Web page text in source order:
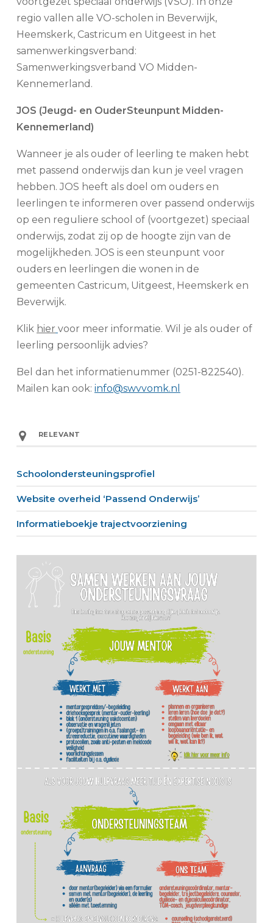
regio vallen alle VO-scholen in Beverwijk,
Heemskerk, Castricum en Uitgeest in het
samenwerkingsverband:
Samenwerkingsverband VO Midden-
Kennemerland.
JOS (Jeugd- en OuderSteunpunt Midden-
Kennemerland)
Wanneer je als ouder of leerling te maken hebt
met passend onderwijs dan kun je veel vragen
hebben. JOS heeft als doel om ouders en
leerlingen te informeren over passend onderwijs
op een reguliere school of (voortgezet) speciaal
onderwijs, zodat zij op de hoogte zijn van de
mogelijkheden. JOS is een steunpunt voor
ouders en leerlingen die wonen in de
gemeenten Castricum, Uitgeest, Heemskerk en
Beverwijk.
Klik hier voor meer informatie. Wil je als ouder of
leerling persoonlijk advies?
Bel dan het informatienummer (0251-822540).
Mailen kan ook: info@swvvomk.nl
RELEVANT
Schoolondersteuningsprofiel
Website overheid ‘Passend Onderwijs’
Informatieboekje trajectvoorziening